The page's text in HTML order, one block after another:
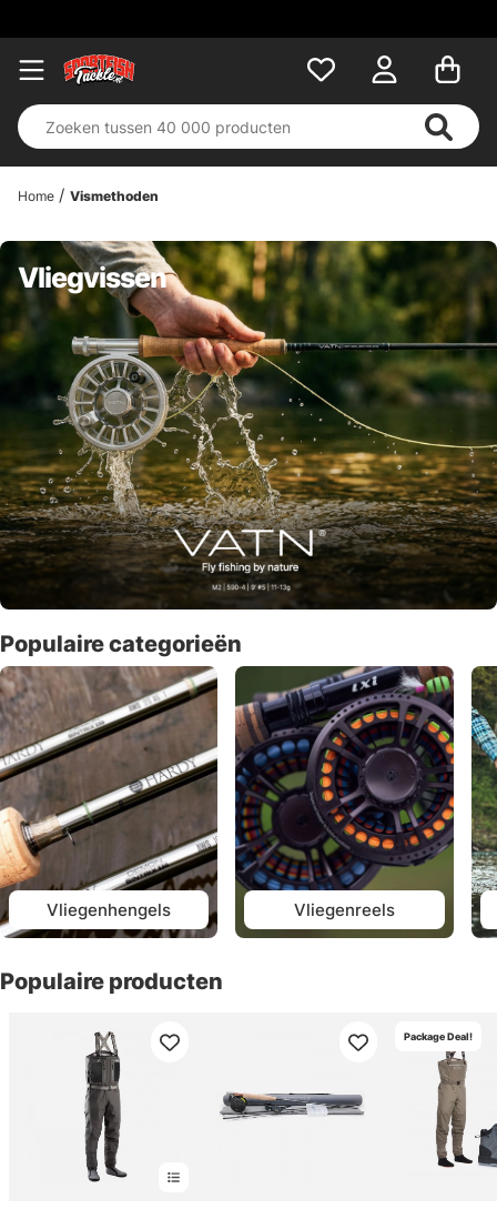
Home Vismethoden
Vliegvissen
Populaire categorieën
Vliegenhengels Vliegenreels
Populaire producten
Package Deal!